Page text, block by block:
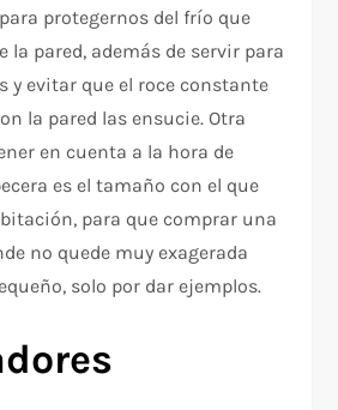
protegernos del frío que
la pared, además de servir para
y evitar que el roce constante
la pared las ensucie. Otra
en cuenta a la hora de
es el tamaño con el que
para que comprar una
no quede muy exagerada
solo por dar ejemplos.